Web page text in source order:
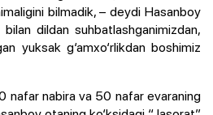
bilmadik, – deydi Hasanboy
dildan suhbatlashganimizdan,
yuksak g‘amxo‘rlikdan boshimiz
nafar nabira va 50 nafar evaraning